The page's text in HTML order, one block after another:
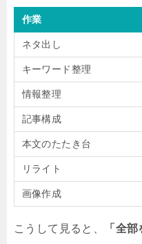
作業
ネタ出し
キーワード整理
情報整理
記事構成
本文のたたき台
リライト
画像作成
こうして見ると、
「全